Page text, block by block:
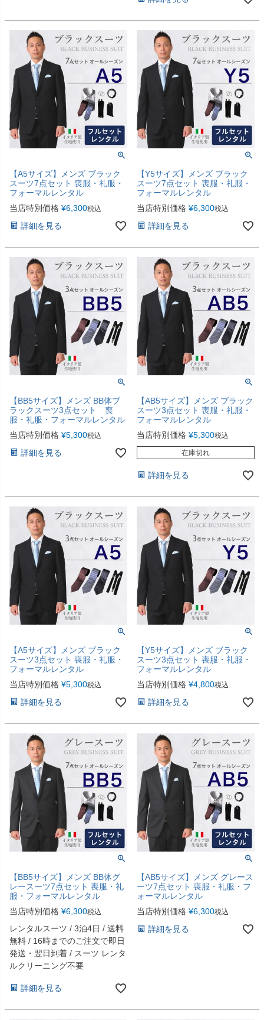
【A5サイズ】メンズ ブラック
スーツ7点セット 喪服・礼服・
フォーマルレンタル
当店特別価格 ¥6,300税込
詳細を見る
【Y5サイズ】メンズ ブラック
スーツ7点セット 喪服・礼服・
フォーマルレンタル
当店特別価格 ¥6,300税込
詳細を見る
【BB5サイズ】メンズ BB体ブ
ラックスーツ3点セット 喪
服・礼服・フォーマルレンタル
当店特別価格 ¥5,300税込
詳細を見る
【AB5サイズ】メンズ ブラック
スーツ3点セット 喪服・礼服・
フォーマルレンタル
当店特別価格 ¥5,300税込
在庫切れ
詳細を見る
【A5サイズ】メンズ ブラック
スーツ3点セット 喪服・礼服・
フォーマルレンタル
当店特別価格 ¥5,300税込
詳細を見る
【Y5サイズ】メンズ ブラック
スーツ3点セット 喪服・礼服・
フォーマルレンタル
当店特別価格 ¥4,800税込
詳細を見る
【BB5サイズ】メンズ BB体グ
レースーツ7点セット 喪服・礼
服・フォーマルレンタル
当店特別価格 ¥6,300税込
レンタルスーツ / 3泊4日 / 送料
無料 / 16時までのご注文で即日
発送・翌日到着 / スーツ レンタ
ルクリーニング不要
詳細を見る
【AB5サイズ】メンズ グレース
ーツ7点セット 喪服・礼服・フ
ォーマルレンタル
当店特別価格 ¥6,300税込
詳細を見る